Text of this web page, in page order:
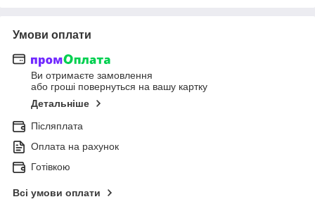
Умови оплати
Ви отримаєте замовлення
або гроші повернуться на вашу картку
Детальніше
Післяплата
Оплата на рахунок
Готівкою
Всі умови оплати